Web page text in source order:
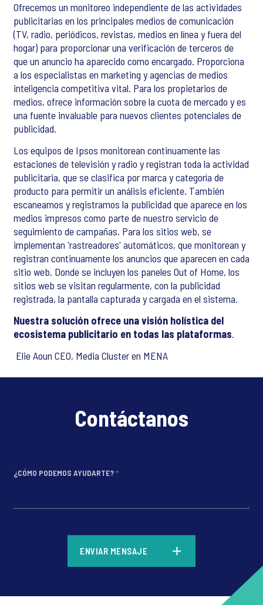
Ofrecemos un monitoreo independiente de las actividades
publicitarias en los principales medios de comunicación
(TV, radio, periódicos, revistas, medios en línea y fuera del
hogar) para proporcionar una verificación de terceros de
que un anuncio ha aparecido como encargado. Proporciona
a los especialistas en marketing y agencias de medios
inteligencia competitiva vital. Para los propietarios de
medios, ofrece información sobre la cuota de mercado y es
una fuente invaluable para nuevos clientes potenciales de
publicidad.
Los equipos de Ipsos monitorean continuamente las
estaciones de televisión y radio y registran toda la actividad
publicitaria, que se clasifica por marca y categoría de
producto para permitir un análisis eficiente. También
escaneamos y registramos la publicidad que aparece en los
medios impresos como parte de nuestro servicio de
seguimiento de campañas. Para los sitios web, se
implementan 'rastreadores' automáticos, que monitorean y
registran continuamente los anuncios que aparecen en cada
sitio web. Donde se incluyen los paneles Out of Home, los
sitios web se visitan regularmente, con la publicidad
registrada, la pantalla capturada y cargada en el sistema.
Nuestra solución ofrece una visión holística del
ecosistema publicitario en todas las plataformas.
Elie Aoun CEO, Media Cluster en MENA
Contáctanos
¿CÓMO PODEMOS AYUDARTE?*
ENVIAR MENSAJE